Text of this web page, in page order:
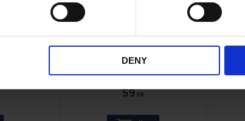
DENY
T016-IM
59 KR